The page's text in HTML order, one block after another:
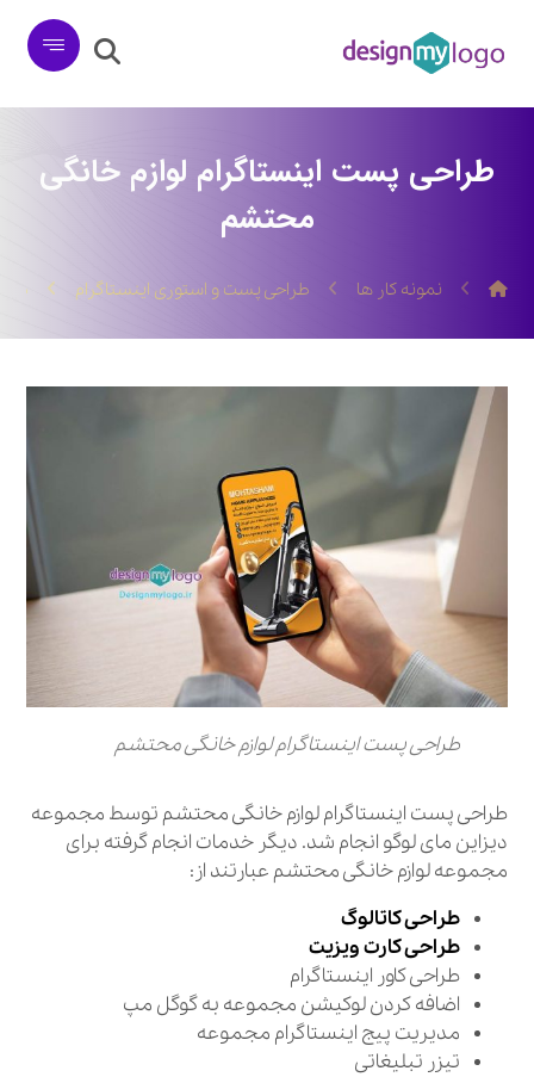
طراحی پست اینستاگرام لوازم خانگی
محتشم
نمونه کار ها طراحی پست و استوری اینستاگرام
طراحی پست اینستاگرام لوازم خانگی محتشم
طراحی پست اینستاگرام لوازم خانگی محتشم توسط مجموعه
دیزاین مای لوگو انجام شد. دیگر خدمات انجام گرفته برای
مجموعه لوازم خانگی محتشم عبارتند از:
طراحی کاتالوگ
طراحی کارت ویزیت
طراحی کاور اینستاگرام
اضافه کردن لوکیشن مجموعه به گوگل مپ
مدیریت پیج اینستاگرام مجموعه
تیزر تبلیغاتی